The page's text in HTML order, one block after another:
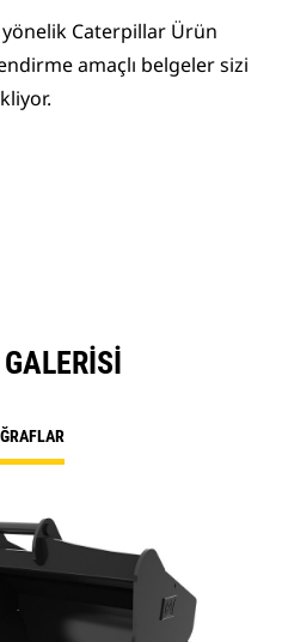
Caterpillar Ürün
amaçlı belgeler sizi